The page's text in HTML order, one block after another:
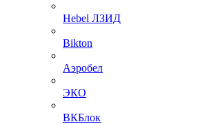
Hebel ЛЗИД
Bikton
Аэробел
ЭКО
ВКБлок